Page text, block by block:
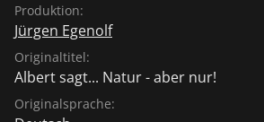
Produktion:
Jürgen Egenolf
Originaltitel:
Albert sagt... Natur - aber nur!
Originalsprache: